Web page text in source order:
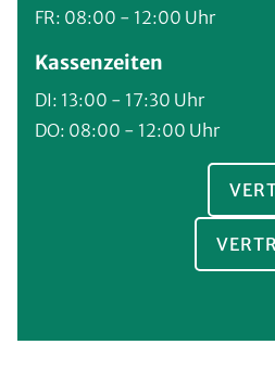
FR: 08:00 - 12:00 Uhr
Kassenzeiten
DI: 13:00 - 17:30 Uhr
DO: 08:00 - 12:00 Uhr